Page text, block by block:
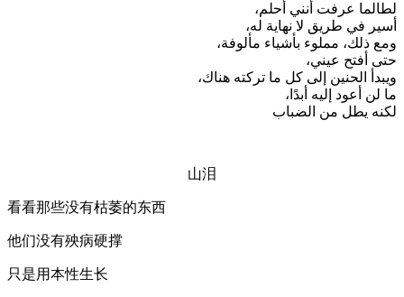
لطالما عرفت أنني أحلم،
أسير في طريق لا نهاية له،
ومع ذلك، مملوء بأشياء مألوفة،
حتى أفتح عيني،
ويبدأ الحنين إلى كل ما تركته هناك،
ما لن أعود إليه أبدًا،
لكنه يطل من الضباب
山泪
看看那些没有枯萎的东西
他们没有殃病硬撑
只是用本性生长